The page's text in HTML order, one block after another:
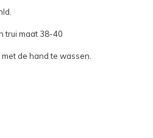
trui maat 38-40
de hand te wassen.